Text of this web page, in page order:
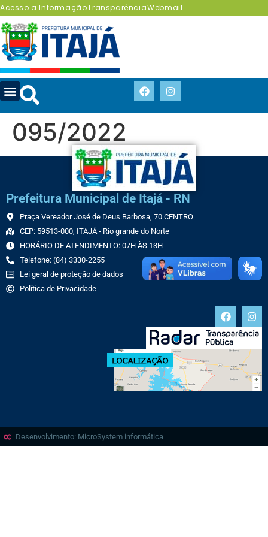
Acesso a InformaçãoTransparênciaWebmail
095/2022
Prefeitura Municipal de Itajá - RN
Praça Vereador José de Deus Barbosa, 70 CENTRO
CEP: 59513-000, ITAJÁ - Rio grande do Norte
HORÁRIO DE ATENDIMENTO: 07H ÀS 13H
Telefone: (84) 3330-2255
Lei geral de proteção de dados
Política de Privacidade
Desenvolvimento: MicroSystem informática